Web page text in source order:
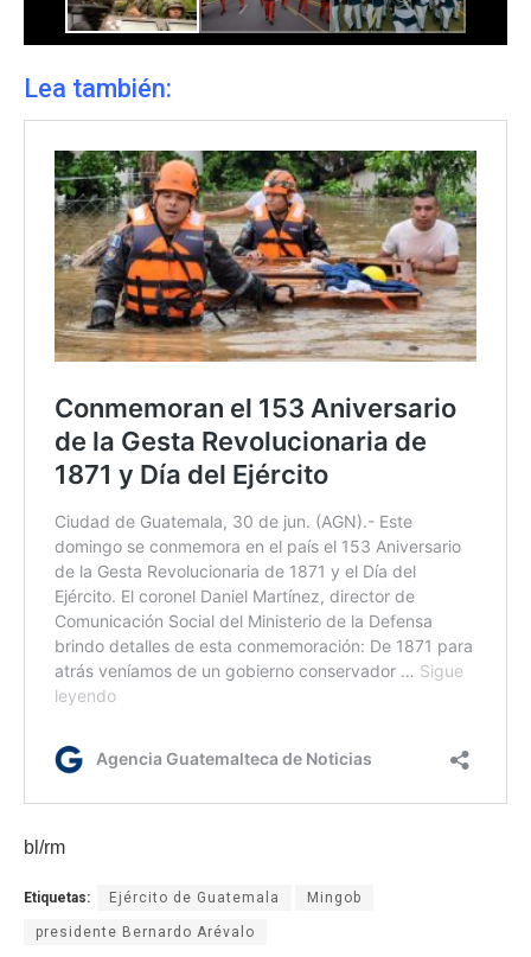
Lea también:
bl/rm
Etiquetas: Ejército de Guatemala Mingob
presidente Bernardo Arévalo